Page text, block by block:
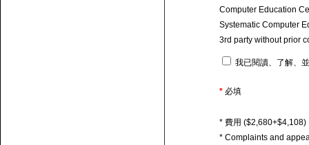
Computer Education
Systematic Computer
3rd party without prior
我已閱讀、了解、
* 必填
* 費用 ($2,680+$4,108)
* Complaints and